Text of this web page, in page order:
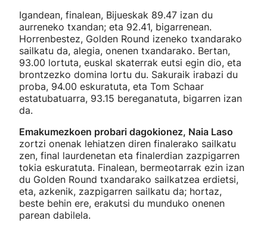
Igandean, finalean, Bijueskak 89.47 izan du
aurreneko txandan; eta 92.41, bigarrenean.
Horrenbestez, Golden Round izeneko txandarako
sailkatu da, alegia, onenen txandarako. Bertan,
93.00 lortuta, euskal skaterrak eutsi egin dio, eta
brontzezko domina lortu du. Sakuraik irabazi du
proba, 94.00 eskuratuta, eta Tom Schaar
estatubatuarra, 93.15 bereganatuta, bigarren izan
da.
Emakumezkoen probari dagokionez, Naia Laso
zortzi onenak lehiatzen diren finalerako sailkatu
zen, final laurdenetan eta finalerdian zazpigarren
tokia eskuratuta. Finalean, bermeotarrak ezin izan
du Golden Round txandarako sailkatzea erdietsi,
eta, azkenik, zazpigarren sailkatu da; hortaz,
beste behin ere, erakutsi du munduko onenen
parean dabilela.